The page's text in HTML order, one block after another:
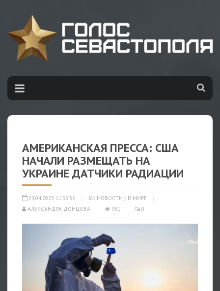
АМЕРИКАНСКАЯ ПРЕССА: США
НАЧАЛИ РАЗМЕЩАТЬ НА
УКРАИНЕ ДАТЧИКИ РАДИАЦИИ
29.04.2023 11:55:36 НОВОСТИ / В МИРЕ
АЛЕКСАНДРА ДОНЦОВА
961 0